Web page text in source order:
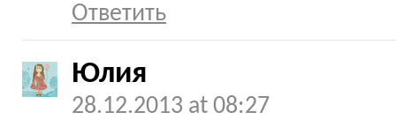
Ответить
Юлия
28.12.2013 at 08:27